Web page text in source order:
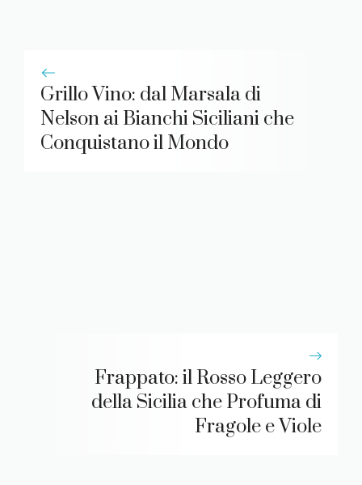
Grillo Vino: dal Marsala di
Nelson ai Bianchi Siciliani che
Conquistano il Mondo
Frappato: il Rosso Leggero
della Sicilia che Profuma di
Fragole e Viole